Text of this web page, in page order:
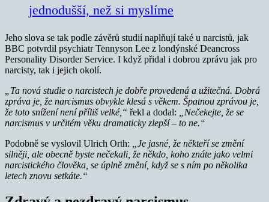
jednodušší, než si myslíme
Jeho slova se tak podle závěrů studií naplňují také u narcistů, jak
BBC potvrdil psychiatr Tennyson Lee z londýnské Deancross
Personality Disorder Service. I když přidal i dobrou zprávu jak pro
narcisty, tak i jejich okolí.
„Ta nová studie o narcistech je dobře provedená a užitečná. Dobrá
zpráva je, že narcismus obvykle klesá s věkem. Špatnou zprávou je,
že toto snížení není příliš velké,“ řekl a dodal:
„Nečekejte, že se
narcismus v určitém věku dramaticky zlepší – to ne.“
Podobně se vyslovil Ulrich Orth:
„Je jasné, že někteří se změní
silněji, ale obecně byste nečekali, že někdo, koho znáte jako velmi
narcistického člověka, se úplně změní, když se s ním po několika
letech znovu setkáte.“